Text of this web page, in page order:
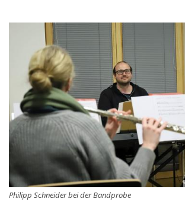
Philipp Schneider bei der Bandprobe